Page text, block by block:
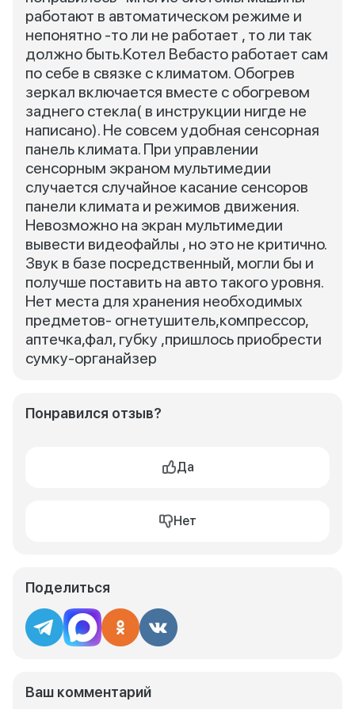
работают в автоматическом режиме и
непонятно -то ли не работает , то ли так
должно быть.Котел Вебасто работает сам
по себе в связке с климатом. Обогрев
зеркал включается вместе с обогревом
заднего стекла( в инструкции нигде не
написано). Не совсем удобная сенсорная
панель климата. При управлении
сенсорным экраном мультимедии
случается случайное касание сенсоров
панели климата и режимов движения.
Невозможно на экран мультимедии
вывести видеофайлы , но это не критично.
Звук в базе посредственный, могли бы и
получше поставить на авто такого уровня.
Нет места для хранения необходимых
предметов- огнетушитель,компрессор,
аптечка,фал, губку ,пришлось приобрести
сумку-органайзер
Понравился отзыв?
Да
Нет
Поделиться
Ваш комментарий